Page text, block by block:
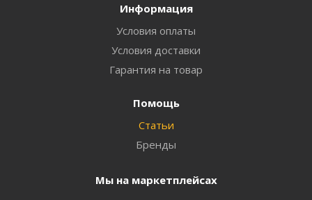
Информация
Условия оплаты
Условия доставки
Гарантия на товар
Помощь
Статьи
Бренды
Мы на маркетплейсах